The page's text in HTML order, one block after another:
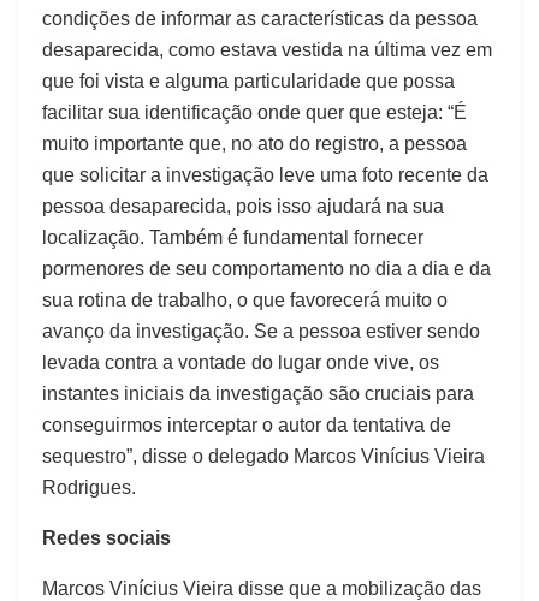
condições de informar as características da pessoa
desaparecida, como estava vestida na última vez em
que foi vista e alguma particularidade que possa
facilitar sua identificação onde quer que esteja: “É
muito importante que, no ato do registro, a pessoa
que solicitar a investigação leve uma foto recente da
pessoa desaparecida, pois isso ajudará na sua
localização. Também é fundamental fornecer
pormenores de seu comportamento no dia a dia e da
sua rotina de trabalho, o que favorecerá muito o
avanço da investigação. Se a pessoa estiver sendo
levada contra a vontade do lugar onde vive, os
instantes iniciais da investigação são cruciais para
conseguirmos interceptar o autor da tentativa de
sequestro”, disse o delegado Marcos Vinícius Vieira
Rodrigues.
Redes sociais
Marcos Vinícius Vieira disse que a mobilização das